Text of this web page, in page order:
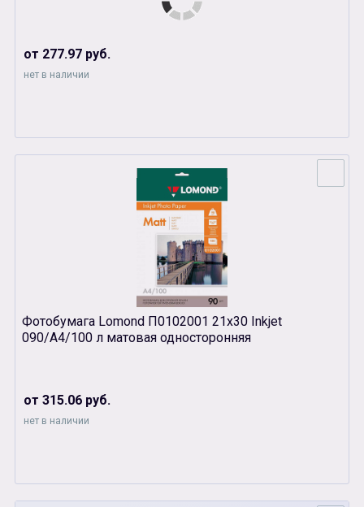
от 277.97 руб.
нет в наличии
Фотобумага Lomond П0102001 21х30 Inkjet
090/A4/100 л матовая односторонняя
от 315.06 руб.
нет в наличии